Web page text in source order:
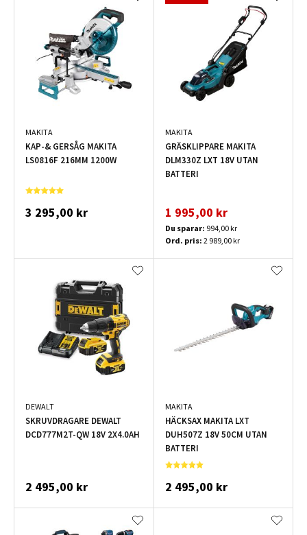
MAKITA
KAP-& GERSÅG MAKITA
LS0816F 216MM 1200W
3 295,00 kr
MAKITA
GRÄSKLIPPARE MAKITA
DLM330Z LXT 18V UTAN
BATTERI
1 995,00 kr
Du sparar: 994,00 kr
Ord. pris: 2 989,00 kr
DEWALT
SKRUVDRAGARE DEWALT
DCD777M2T-QW 18V 2X4.0AH
2 495,00 kr
MAKITA
HÄCKSAX MAKITA LXT
DUH507Z 18V 50CM UTAN
BATTERI
2 495,00 kr